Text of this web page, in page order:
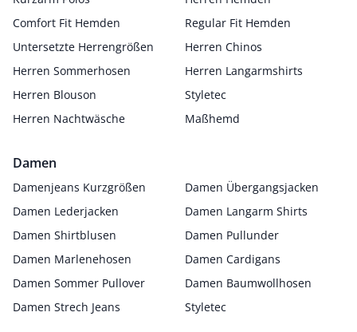
Comfort Fit Hemden
Regular Fit Hemden
Untersetzte Herrengrößen
Herren Chinos
Herren Sommerhosen
Herren Langarmshirts
Herren Blouson
Styletec
Herren Nachtwäsche
Maßhemd
Damen
Damenjeans Kurzgrößen
Damen Übergangsjacken
Damen Lederjacken
Damen Langarm Shirts
Damen Shirtblusen
Damen Pullunder
Damen Marlenehosen
Damen Cardigans
Damen Sommer Pullover
Damen Baumwollhosen
Damen Strech Jeans
Styletec